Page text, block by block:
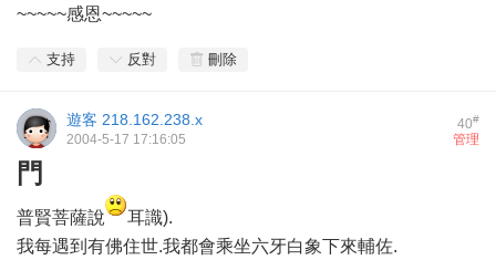
~~~~~感恩~~~~~
支持 反對 刪除
40#
遊客 218.162.238.x
管理
2004-5-17 17:16:05
門
普賢菩薩說
耳識).
我每遇到有佛住世.我都會乘坐六牙白象下來輔佐.